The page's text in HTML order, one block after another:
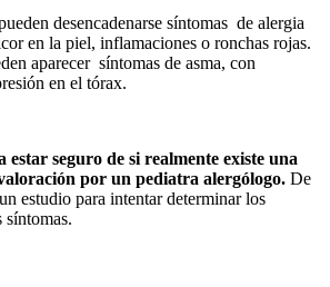
desencadenarse síntomas de alergia
en la piel, inflamaciones o ronchas rojas.
aparecer síntomas de asma, con
en el tórax.
seguro de si realmente existe una
por un pediatra alergólogo. De
estudio para intentar determinar los
síntomas.